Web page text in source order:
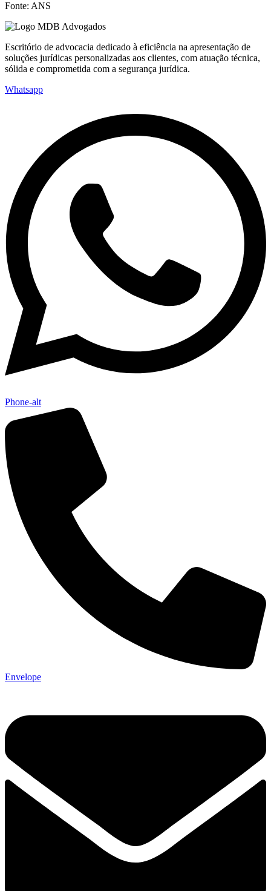
Fonte: ANS
Escritório de advocacia dedicado à eficiência na apresentação de
soluções jurídicas personalizadas aos clientes, com atuação técnica,
sólida e comprometida com a segurança jurídica.
Whatsapp
Phone-alt
Envelope